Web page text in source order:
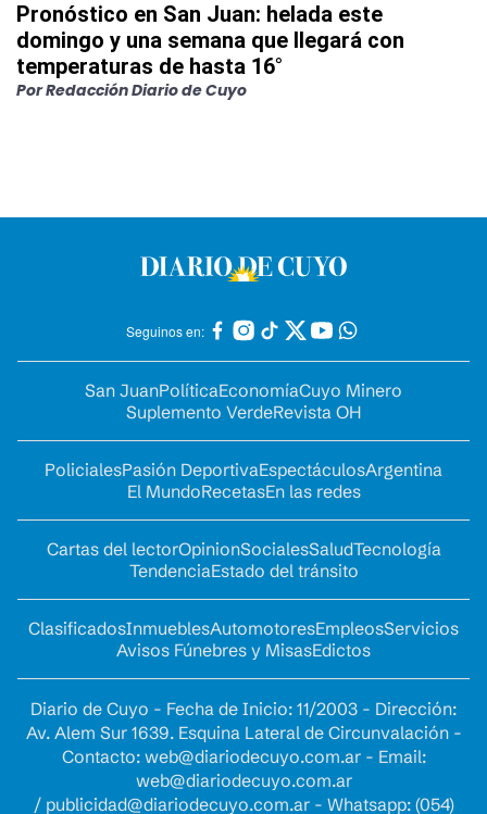
Pronóstico en San Juan: helada este
domingo y una semana que llegará con
temperaturas de hasta 16°
PorRedacción Diario de Cuyo
Seguinos en:
San JuanPolíticaEconomíaCuyo Minero
Suplemento VerdeRevista OH
PolicialesPasión DeportivaEspectáculosArgentina
El MundoRecetasEn las redes
Cartas del lectorOpinionSocialesSaludTecnología
TendenciaEstado del tránsito
ClasificadosInmueblesAutomotoresEmpleosServicios
Avisos Fúnebres y MisasEdictos
Diario de Cuyo - Fecha de Inicio: 11/2003 - Dirección:
Av. Alem Sur 1639. Esquina Lateral de Circunvalación -
Contacto: web@diariodecuyo.com.ar- Email:
web@diariodecuyo.com.ar
/ publicidad@diariodecuyo.com.ar- Whatsapp: (054)